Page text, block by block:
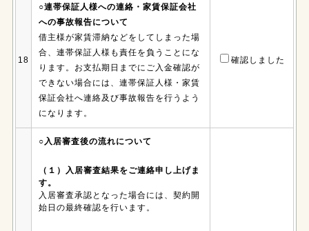
18
○連帯保証人様への連絡・家賃保証会社
への事故報告について
借主様が家賃滞納などをしてしまった場
合、連帯保証人様も責任を負うことにな
ります。お支払期日までにご入金確認が
できない場合には、連帯保証人様・家賃
保証会社へ連絡及び事故報告を行うよう
になります。
確認しました
○入居審査後の流れについて
（１）入居審査結果をご連絡申し上げま
す。
入居審査承認となった場合には、契約開
始日の最終確認を行います。